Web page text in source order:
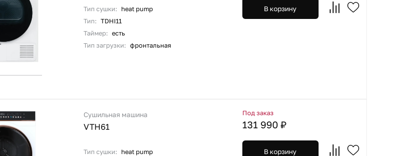
Тип сушки:
heat pump
Тип: TDHI11
Таймер: есть
Тип загрузки: фронтальная
В корзину
Сушильная машина
VTH61
Тип сушки:
heat pump
Под заказ
131 990 ₽
В корзину